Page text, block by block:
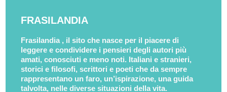
FRASILANDIA
Frasilandia , il sito che nasce per il piacere di
leggere e condividere i pensieri degli autori più
amati, conosciuti e meno noti. Italiani e stranieri,
storici e filosofi, scrittori e poeti che da sempre
rappresentano un faro, un’ispirazione, una guida
talvolta, nelle diverse situazioni della vita.